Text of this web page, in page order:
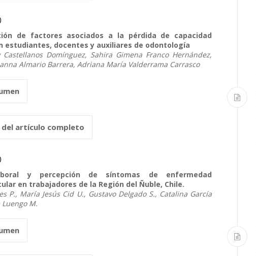
de factores asociados a la pérdida de capacidad
estudiantes, docentes y auxiliares de odontología
Castellanos Domínguez, Sahira Gimena Franco Hernández,
Almario Barrera, Adriana María Valderrama Carrasco
del artículo completo
y percepción de síntomas de enfermedad
en trabajadores de la Región del Ñuble, Chile.
P., María Jesús Cid U., Gustavo Delgado S., Catalina García
M.